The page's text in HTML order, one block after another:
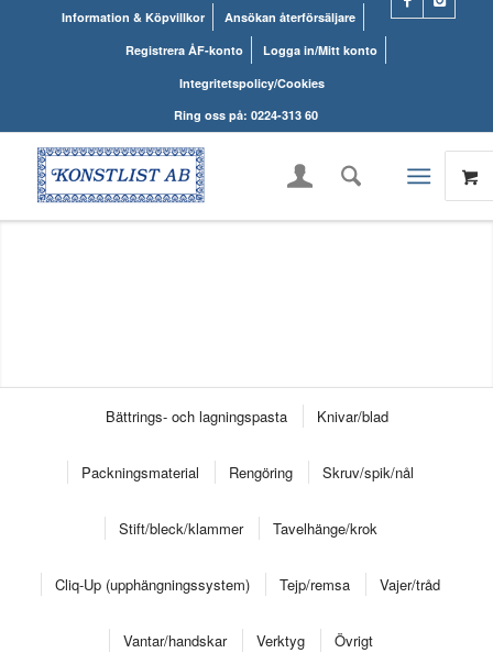
Information & Köpvillkor
Ansökan återförsäljare
Registrera ÅF-konto
Logga in/Mitt konto
Integritetspolicy/Cookies
Ring oss på: 0224-313 60
Bättrings- och lagningspasta Knivar/blad
Packningsmaterial Rengöring Skruv/spik/nål
Stift/bleck/klammer Tavelhänge/krok
Cliq-Up (upphängningssystem) Tejp/remsa Vajer/tråd
Vantar/handskar Verktyg Övrigt